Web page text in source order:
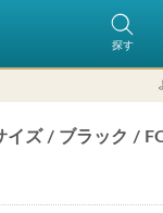
探す
ズ / ブラック /